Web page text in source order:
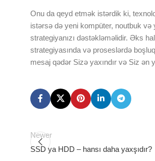
Onu da qeyd etmək istərdik ki,
istərsə də yeni kompüter, noutbuk və
strategiyanızı dəstəkləməlidir. Əks
strategiyasında və proseslərdə
mesaj qədər Sizə yaxındır və Siz ən
Newer
SSD ya HDD – hansı daha yaxşıdır?